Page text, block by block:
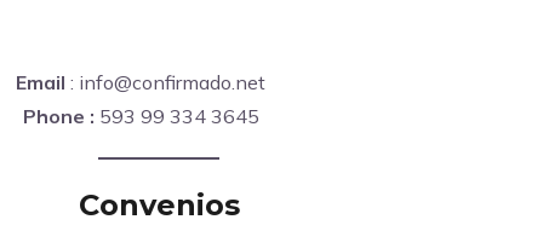
Email : info@confirmado.net
Phone : 593 99 334 3645
Convenios